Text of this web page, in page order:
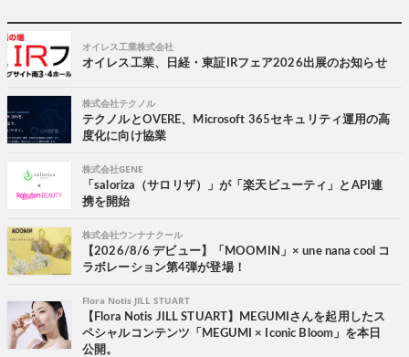
オイレス工業株式会社
オイレス工業、日経・東証IRフェア2026出展のお知らせ
株式会社テクノル
テクノルとOVERE、Microsoft 365セキュリティ運用の高
度化に向け協業
株式会社GENE
「saloriza（サロリザ）」が「楽天ビューティ」とAPI連
携を開始
株式会社ウンナナクール
【2026/8/6 デビュー】「MOOMIN」× une nana cool コ
ラボレーション第4弾が登場！
Flora Notis JILL STUART
【Flora Notis JILL STUART】MEGUMIさんを起用したス
ペシャルコンテンツ「MEGUMI × Iconic Bloom」を本日
公開。